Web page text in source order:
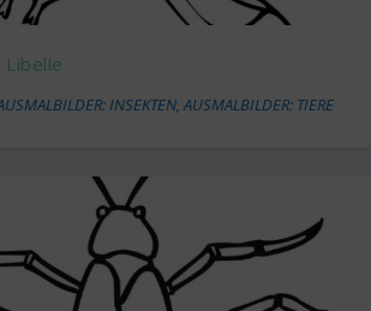
Libelle
INSEKTEN,AUSMALBILDER: TIERE